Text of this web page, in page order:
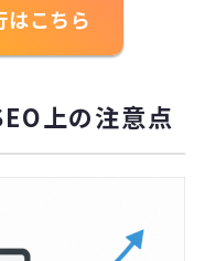
こちら
上の注意点